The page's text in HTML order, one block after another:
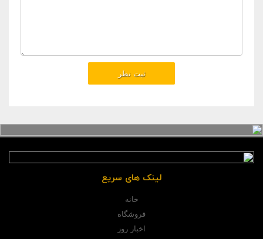
لینک های سریع
خانه
فروشگاه
اخبار روز